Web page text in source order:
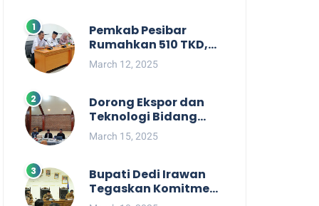
Pemkab Pesibar
Rumahkan 510 TKD,
Suryadi : Jangan
Kaitkan Dengan
March 12, 2025
Dorong Ekspor dan
Teknologi Bidang
Perikanan, Bupati
Pesisir Barat Audiensi
March 15, 2025
Bupati Dedi Irawan
Tegaskan Komitmen
Kepemimpinan yang